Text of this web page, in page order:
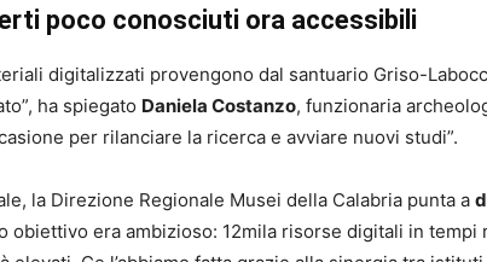
poco conosciuti ora accessibili
digitalizzati provengono dal santuario Griso-
ha spiegato Daniela Costanzo, funzionaria
per rilanciare la ricerca e avviare nuovi studi”.
la Direzione Regionale Musei della Calabria punta a
obiettivo era ambizioso: 12mila risorse digitali in